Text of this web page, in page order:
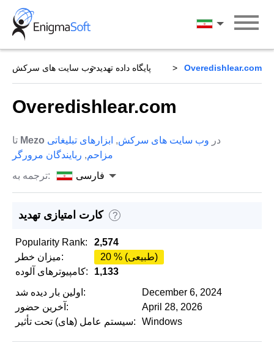
Skip
content
فارسی
پایگاه داده تهدید وب سایت های سرکش Overedishlear.com
Overedishlear.com
Mezo در وب سایت های سرکش, ابزارهای تبلیغاتی
مزاحم, ربایندگان مرورگر
ترجمه به:
فارسی
کارت امتیازی تهدید ?
Popularity Rank:
2,574
میزان خطر:
20 % (طبیعی)
کامپیوترهای آلوده:
1,133
اولین بار دیده شد:
December 6, 2024
آخرین حضور:
April 28, 2026
سیستم عامل (های) تحت تأثیر:
Windows